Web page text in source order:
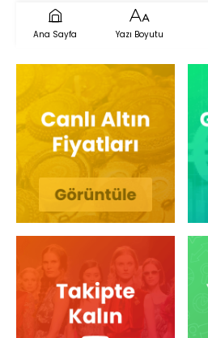
Ana Sayfa Yazı Boyutu